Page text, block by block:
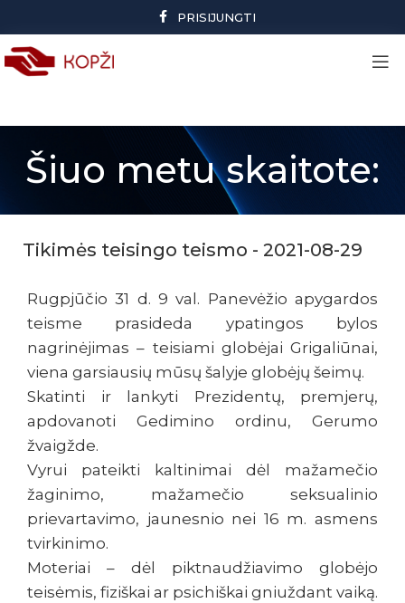
PRISIJUNGTI
Šiuo metu skaitote:
Tikimės teisingo teismo - 2021-08-29
Rugpjūčio 31 d. 9 val. Panevėžio apygardos
teisme prasideda ypatingos bylos
nagrinėjimas – teisiami globėjai Grigaliūnai,
viena garsiausių mūsų šalyje globėjų šeimų.
Skatinti ir lankyti Prezidentų, premjerų,
apdovanoti Gedimino ordinu, Gerumo
žvaigžde.
Vyrui pateikti kaltinimai dėl mažamečio
žaginimo, mažamečio seksualinio
prievartavimo, jaunesnio nei 16 m. asmens
tvirkinimo.
Moteriai – dėl piktnaudžiavimo globėjo
teisėmis, fiziškai ar psichiškai gniuždant vaiką.